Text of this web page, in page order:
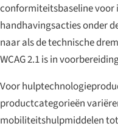
conformiteitsbaseline voor
handhavingsacties onder
naar als de technische
WCAG 2.1 is in
Voor
productcategorieën
mobiliteitshulpmiddelen